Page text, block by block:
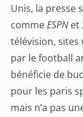
Unis, la presse
commeESPNet
télévision, sites
par le football
bénéficie de
pour les paris
mais n’a pas